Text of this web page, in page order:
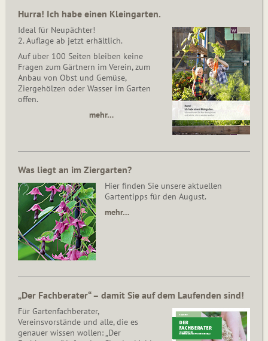
Hurra! Ich habe einen Kleingarten.
Ideal für Neupächter!
2. Auflage ab jetzt erhältlich.
Auf über 100 Seiten bleiben keine
Fragen zum Gärtnern im Verein, zum
Anbau von Obst und Gemüse,
Ziergehölzen oder Wasser im Garten
offen.
mehr…
Was liegt an im Ziergarten?
Hier finden Sie unsere aktuellen
Gartentipps für den August.
mehr…
„Der Fachberater“ – damit Sie auf dem Laufenden sind!
Für Gartenfachberater,
Vereinsvorstände und alle, die es
genauer wissen wollen: „Der